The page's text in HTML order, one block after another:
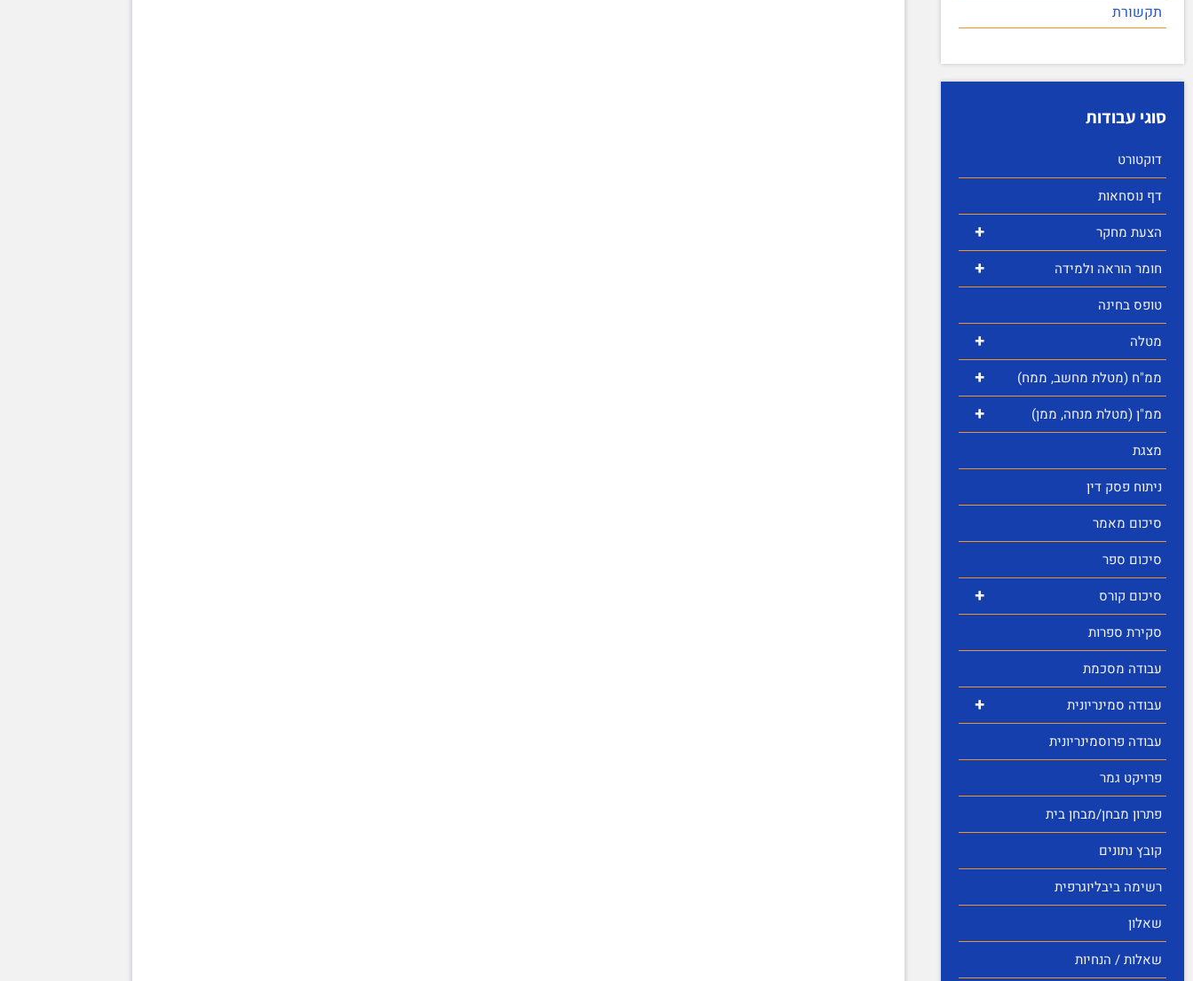
תקשורת
סוגי עבודות
דוקטורט
דף נוסחאות
+ הצעת מחקר
+
חומר הוראה ולמידה
טופס בחינה
+ מטלה
+ ממ"ח (מטלת מחשב, ממח)
+
ממ"ן (מטלת מנחה, ממן)
מצגת
ניתוח פסק דין
סיכום מאמר
סיכום ספר
+
סיכום קורס
סקירת ספרות
עבודה מסכמת
+
עבודה סמינריונית
עבודה פרוסמינריונית
פרויקט גמר
פתרון מבחן/מבחן בית
קובץ נתונים
רשימה ביבליוגרפית
שאלון
שאלות / הנחיות